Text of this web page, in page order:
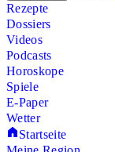
Rezepte
Dossiers
Videos
Podcasts
Horoskope
Spiele
E-Paper
Wetter
Startseite